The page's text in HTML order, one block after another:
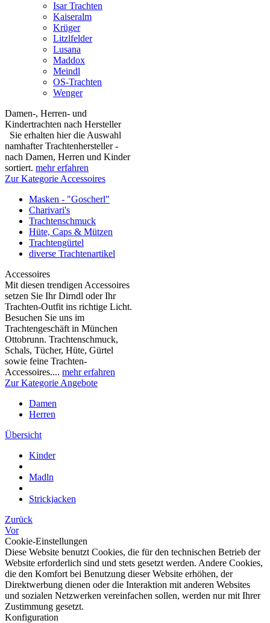
Isar Trachten
Kaiseralm
Krüger
Litzlfelder
Lusana
Maddox
Meindl
OS-Trachten
Wenger
Damen-, Herren- und
Kindertrachten nach Hersteller
Sie erhalten hier die Auswahl
namhafter Trachtenhersteller -
nach Damen, Herren und Kinder
sortiert. mehr erfahren
Zur Kategorie Accessoires
Masken - "Goscherl"
Charivari's
Trachtenschmuck
Hüte, Caps & Mützen
Trachtengürtel
diverse Trachtenartikel
Accessoires
Mit diesen trendigen Accessoires
setzen Sie Ihr Dirndl oder Ihr
Trachten-Outfit ins richtige Licht.
Besuchen Sie uns im
Trachtengeschäft in München
Ottobrunn. Trachtenschmuck,
Schals, Tücher, Hüte, Gürtel
sowie feine Trachten-
Accessoires.... mehr erfahren
Zur Kategorie Angebote
Damen
Herren
Übersicht
Kinder
Madln
Strickjacken
Zurück
Vor
Cookie-Einstellungen
Diese Website benutzt Cookies, die für den technischen Betrieb der
Website erforderlich sind und stets gesetzt werden. Andere Cookies,
die den Komfort bei Benutzung dieser Website erhöhen, der
Direktwerbung dienen oder die Interaktion mit anderen Websites
und sozialen Netzwerken vereinfachen sollen, werden nur mit Ihrer
Zustimmung gesetzt.
Konfiguration